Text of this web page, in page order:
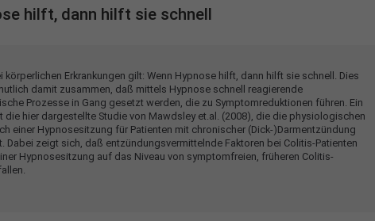
hilft, dann hilft sie schnell
körperlichen Erkrankungen gilt: Wenn Hypnose hilft, dann hilft sie schnell. Dies
damit zusammen, daß mittels Hypnose schnell reagierende
Prozesse in Gang gesetzt werden, die zu Symptomreduktionen führen. Ein
die hier dargestellte Studie von Mawdsley et.al. (2008), die die physiologischen
einer Hypnosesitzung für Patienten mit chronischer (Dick-)Darmentzündung
Dabei zeigt sich, daß entzündungsvermittelnde Faktoren bei Colitis-Patienten
Hypnosesitzung auf das Niveau von symptomfreien, früheren Colitis-